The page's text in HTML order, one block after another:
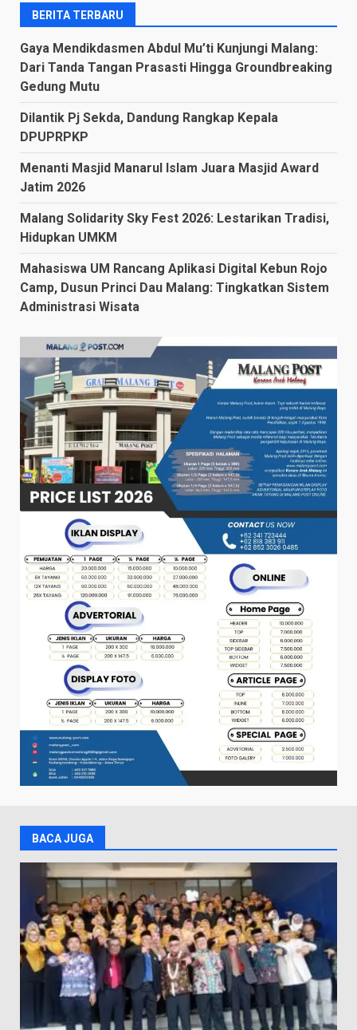
BERITA TERBARU
Gaya Mendikdasmen Abdul Mu’ti Kunjungi Malang:
Dari Tanda Tangan Prasasti Hingga Groundbreaking
Gedung Mutu
Dilantik Pj Sekda, Dandung Rangkap Kepala
DPUPRPKP
Menanti Masjid Manarul Islam Juara Masjid Award
Jatim 2026
Malang Solidarity Sky Fest 2026: Lestarikan Tradisi,
Hidupkan UMKM
Mahasiswa UM Rancang Aplikasi Digital Kebun Rojo
Camp, Dusun Princi Dau Malang: Tingkatkan Sistem
Administrasi Wisata
BACA JUGA